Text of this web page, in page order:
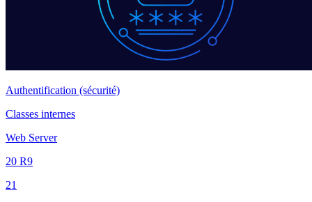
Authentification (sécurité)
Classes internes
Web Server
20 R9
21